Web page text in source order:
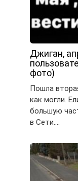
Джиган,
фото)
Пошла
как могли.
большую
в Сети….